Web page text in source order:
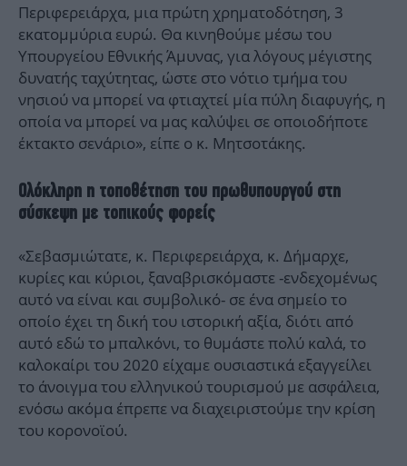
Περιφερειάρχα, μια πρώτη χρηματοδότηση, 3
εκατομμύρια ευρώ. Θα κινηθούμε μέσω του
Υπουργείου Εθνικής Άμυνας, για λόγους μέγιστης
δυνατής ταχύτητας, ώστε στο νότιο τμήμα του
νησιού να μπορεί να φτιαχτεί μία πύλη διαφυγής, η
οποία να μπορεί να μας καλύψει σε οποιοδήποτε
έκτακτο σενάριο», είπε ο κ. Μητσοτάκης.
Ολόκληρη η τοποθέτηση του πρωθυπουργού στη
σύσκεψη με τοπικούς φορείς
«Σεβασμιώτατε, κ. Περιφερειάρχα, κ. Δήμαρχε,
κυρίες και κύριοι, ξαναβρισκόμαστε -ενδεχομένως
αυτό να είναι και συμβολικό- σε ένα σημείο το
οποίο έχει τη δική του ιστορική αξία, διότι από
αυτό εδώ το μπαλκόνι, το θυμάστε πολύ καλά, το
καλοκαίρι του 2020 είχαμε ουσιαστικά εξαγγείλει
το άνοιγμα του ελληνικού τουρισμού με ασφάλεια,
ενόσω ακόμα έπρεπε να διαχειριστούμε την κρίση
του κορονοϊού.